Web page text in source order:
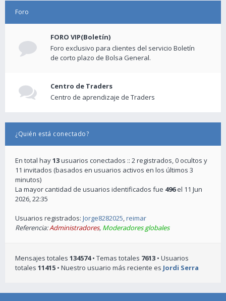
Foro
FORO VIP(Boletín)
Foro exclusivo para clientes del servicio Boletín
de corto plazo de Bolsa General.
Centro de Traders
Centro de aprendizaje de Traders
¿Quién está conectado?
En total hay13usuarios conectados :: 2 registrados, 0 ocultos y
11 invitados (basados en usuarios activos en los últimos 3
minutos)
La mayor cantidad de usuarios identificados fue 496el 11 Jun
2026, 22:35
Usuarios registrados: Jorge8282025,reimar
Referencia:Administradores, Moderadores globales
Mensajes totales 134574• Temas totales 7613 • Usuarios
totales 11415 • Nuestro usuario más reciente es Jordi Serra